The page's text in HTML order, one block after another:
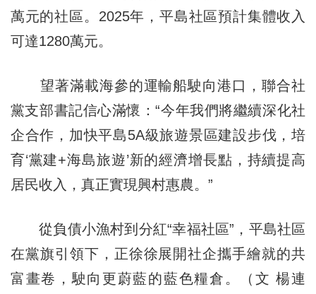
萬元的社區。2025年，平島社區預計集體收入
可達1280萬元。
望著滿載海參的運輸船駛向港口，聯合社
黨支部書記信心滿懷：“今年我們將繼續深化社
企合作，加快平島5A級旅遊景區建設步伐，培
育‘黨建+海島旅遊’新的經濟增長點，持續提高
居民收入，真正實現興村惠農。”
從負債小漁村到分紅“幸福社區”，平島社區
在黨旗引領下，正徐徐展開社企攜手繪就的共
富畫卷，駛向更蔚藍的藍色糧倉。（文 楊連